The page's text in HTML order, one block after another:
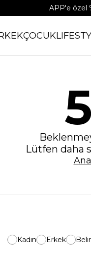
APP'e özel
ÇOCUK
Lütfen daha
Kadın Erkek